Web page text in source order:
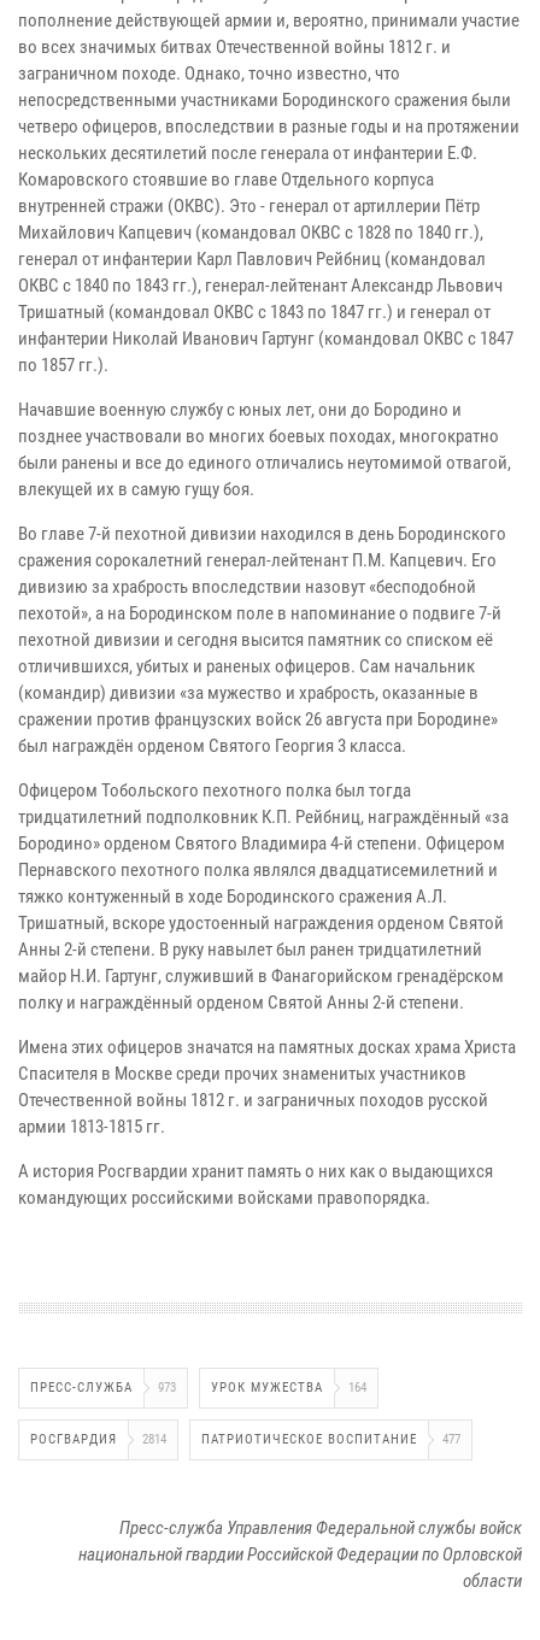
пополнение действующей армии и, вероятно, принимали участие
во всех значимых битвах Отечественной войны 1812 г. и
заграничном походе. Однако, точно известно, что
непосредственными участниками Бородинского сражения были
четверо офицеров, впоследствии в разные годы и на протяжении
нескольких десятилетий после генерала от инфантерии Е.Ф.
Комаровского стоявшие во главе Отдельного корпуса
внутренней стражи (ОКВС). Это - генерал от артиллерии Пётр
Михайлович Капцевич (командовал ОКВС с 1828 по 1840 гг.),
генерал от инфантерии Карл Павлович Рейбниц (командовал
ОКВС с 1840 по 1843 гг.), генерал-лейтенант Александр Львович
Тришатный (командовал ОКВС с 1843 по 1847 гг.) и генерал от
инфантерии Николай Иванович Гартунг (командовал ОКВС с 1847
по 1857 гг.).
Начавшие военную службу с юных лет, они до Бородино и
позднее участвовали во многих боевых походах, многократно
были ранены и все до единого отличались неутомимой отвагой,
влекущей их в самую гущу боя.
Во главе 7-й пехотной дивизии находился в день Бородинского
сражения сорокалетний генерал-лейтенант П.М. Капцевич. Его
дивизию за храбрость впоследствии назовут «бесподобной
пехотой», а на Бородинском поле в напоминание о подвиге 7-й
пехотной дивизии и сегодня высится памятник со списком её
отличившихся, убитых и раненых офицеров. Сам начальник
(командир) дивизии «за мужество и храбрость, оказанные в
сражении против французских войск 26 августа при Бородине»
был награждён орденом Святого Георгия 3 класса.
Офицером Тобольского пехотного полка был тогда
тридцатилетний подполковник К.П. Рейбниц, награждённый «за
Бородино» орденом Святого Владимира 4-й степени. Офицером
Пернавского пехотного полка являлся двадцатисемилетний и
тяжко контуженный в ходе Бородинского сражения А.Л.
Тришатный, вскоре удостоенный награждения орденом Святой
Анны 2-й степени. В руку навылет был ранен тридцатилетний
майор Н.И. Гартунг, служивший в Фанагорийском гренадёрском
полку и награждённый орденом Святой Анны 2-й степени.
Имена этих офицеров значатся на памятных досках храма Христа
Спасителя в Москве среди прочих знаменитых участников
Отечественной войны 1812 г. и заграничных походов русской
армии 1813-1815 гг.
А история Росгвардии хранит память о них как о выдающихся
командующих российскими войсками правопорядка.
ПРЕСС-СЛУЖБА 973 УРОК МУЖЕСТВА 164
РОСГВАРДИЯ 2814 ПАТРИОТИЧЕСКОЕ ВОСПИТАНИЕ 477
Пресс-служба Управления Федеральной службы войск
национальной гвардии Российской Федерации по Орловской
области